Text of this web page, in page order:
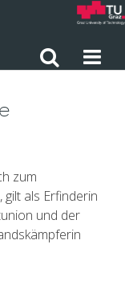
zum
als Erfinderin
und der